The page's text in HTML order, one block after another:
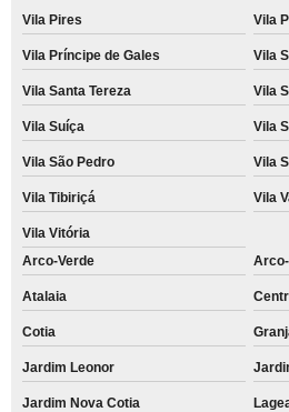
Vila Pires Vila
Vila Príncipe de Gales Vila
Vila Santa Tereza Vila
Vila Suíça Vila
Vila São Pedro Vila
Vila Tibiriçá Vila
Vila Vitória
Arco-Verde
Atalaia
Cotia
Jardim Leonor
Jardim Nova Cotia